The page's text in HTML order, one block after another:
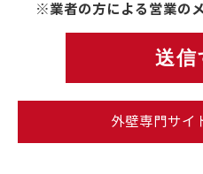
※業者の方による営業の
外壁専門サイ